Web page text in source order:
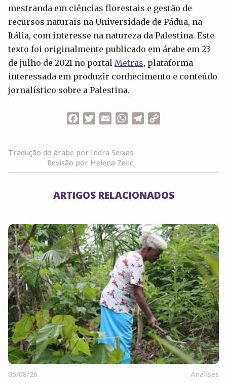
mestranda em ciências florestais e gestão de
recursos naturais na Universidade de Pádua, na
Itália, com interesse na natureza da Palestina. Este
texto foi originalmente publicado em árabe em 23
de julho de 2021 no portal Metras, plataforma
interessada em produzir conhecimento e conteúdo
jornalístico sobre a Palestina.
FacebookTwitterEmailWhatsApp
Telegram
Tradução do árabe por Indra Seixas
Revisão por Helena Zelic
ARTIGOS RELACIONADOS
05/08/26 Análises